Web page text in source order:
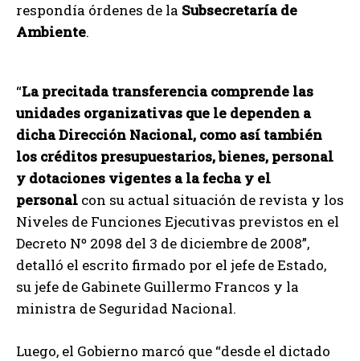
respondía órdenes de la Subsecretaría de
Ambiente.
“La precitada transferencia comprende las
unidades organizativas que le dependen a
dicha Dirección Nacional, como así también
los créditos presupuestarios, bienes, personal
y dotaciones vigentes a la fecha y el
personal con su actual situación de revista y los
Niveles de Funciones Ejecutivas previstos en el
Decreto Nº 2098 del 3 de diciembre de 2008”,
detalló el escrito firmado por el jefe de Estado,
su jefe de Gabinete Guillermo Francos y la
ministra de Seguridad Nacional.
Luego, el Gobierno marcó que “desde el dictado